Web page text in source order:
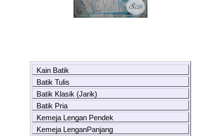
Kain Batik
Batik Tulis
Batik Klasik (Jarik)
Batik Pria
Kemeja Lengan Pendek
Kemeja LenganPanjang